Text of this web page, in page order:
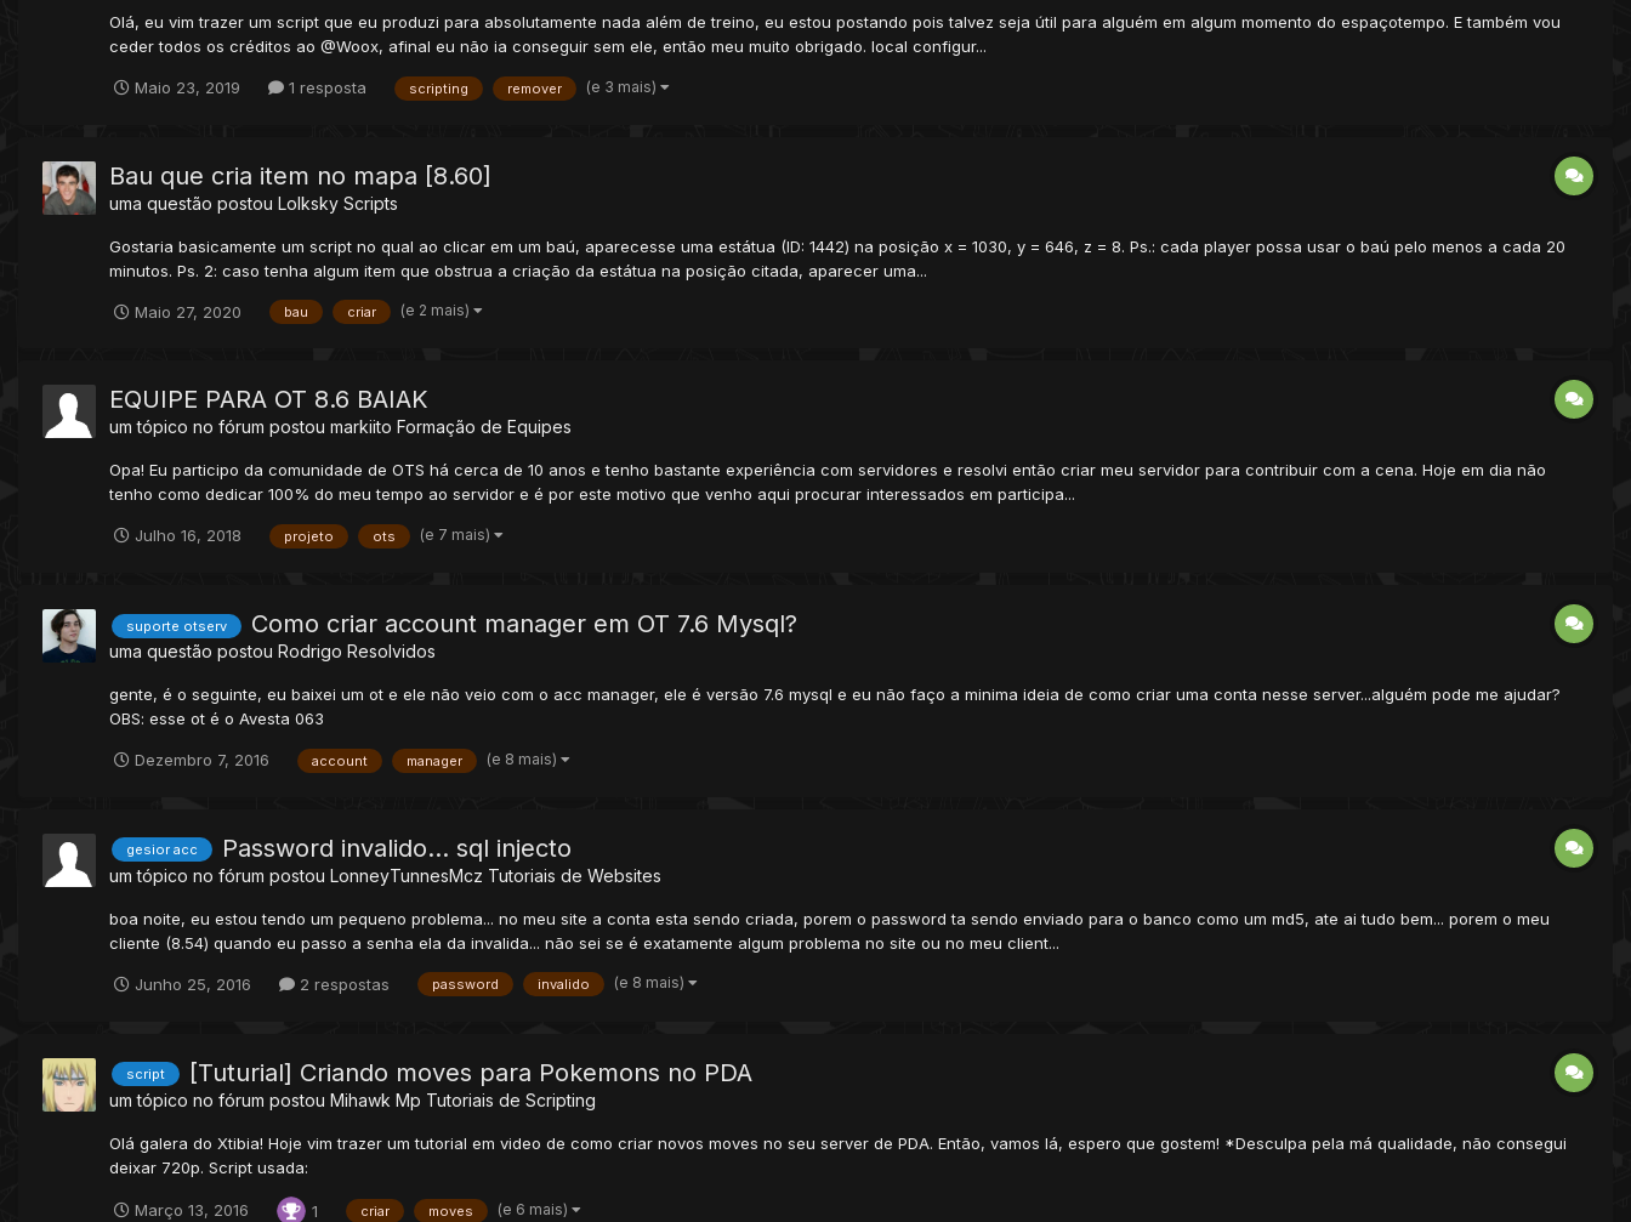
Olá, eu vim trazer um script que eu produzi para absolutamente nada além de treino, eu estou postando pois talvez seja útil para alguém em algum momento do espaçotempo. E também vou
ceder todos os créditos ao @Woox, afinal eu não ia conseguir sem ele, então meu muito obrigado. local configur...
Maio 23, 2019 1 resposta scripting remover (e 3 mais)
Bau que cria item no mapa [8.60]
uma questão postou Lolksky Scripts
Gostaria basicamente um script no qual ao clicar em um baú, aparecesse uma estátua (ID: 1442) na posição x = 1030, y = 646, z = 8. Ps.: cada player possa usar o baú pelo menos a cada 20
minutos. Ps. 2: caso tenha algum item que obstrua a criação da estátua na posição citada, aparecer uma...
Maio 27, 2020 bau criar (e 2 mais)
EQUIPE PARA OT 8.6 BAIAK
um tópico no fórum postou markiito Formação de Equipes
Opa! Eu participo da comunidade de OTS há cerca de 10 anos e tenho bastante experiência com servidores e resolvi então criar meu servidor para contribuir com a cena. Hoje em dia não
tenho como dedicar 100% do meu tempo ao servidor e é por este motivo que venho aqui procurar interessados em participa...
Julho 16, 2018 projeto ots (e 7 mais)
suporte otserv Como criar account manager em OT 7.6 Mysql?
uma questão postou Rodrigo Resolvidos
gente, é o seguinte, eu baixei um ot e ele não veio com o acc manager, ele é versão 7.6 mysql e eu não faço a minima ideia de como criar uma conta nesse server...alguém pode me ajudar?
OBS: esse ot é o Avesta 063
Dezembro 7, 2016 account manager (e 8 mais)
gesior acc Password invalido... sql injecto
um tópico no fórum postou LonneyTunnesMcz Tutoriais de Websites
boa noite, eu estou tendo um pequeno problema... no meu site a conta esta sendo criada, porem o password ta sendo enviado para o banco como um md5, ate ai tudo bem... porem o meu
cliente (8.54) quando eu passo a senha ela da invalida... não sei se é exatamente algum problema no site ou no meu client...
Junho 25, 2016 2 respostas password invalido (e 8 mais)
script [Tuturial] Criando moves para Pokemons no PDA
um tópico no fórum postou Mihawk Mp Tutoriais de Scripting
Olá galera do Xtibia! Hoje vim trazer um tutorial em video de como criar novos moves no seu server de PDA. Então, vamos lá, espero que gostem! *Desculpa pela má qualidade, não consegui
deixar 720p. Script usada:
Março 13, 2016 1 criar moves (e 6 mais)